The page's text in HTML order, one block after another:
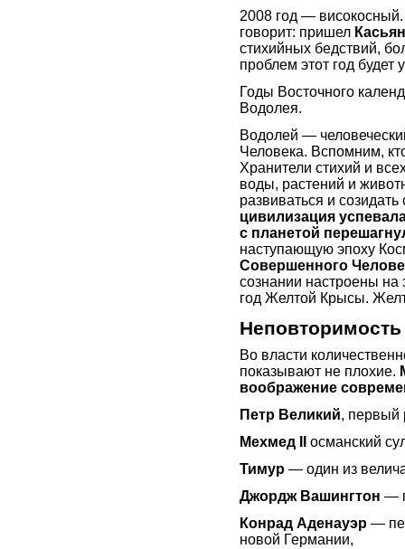
2008 год —
говорит: пришел Касьян
стихийных бедствий,
проблем этот год
Годы Восточного
Водолея.
Водолей —
Человека. Вспомним,
Хранители стихий и
воды, растений и
развиваться и
цивилизация
с планетой
наступающую эпоху
Совершенного
сознании настроены на
год Желтой Крысы.
Во власти
показывают не плохие.
воображение
Петр Великий, первый
Мехмед II
османский
Тимур — один из
Джордж Вашингтон —
Конрад Аденауэр —
новой Германии,